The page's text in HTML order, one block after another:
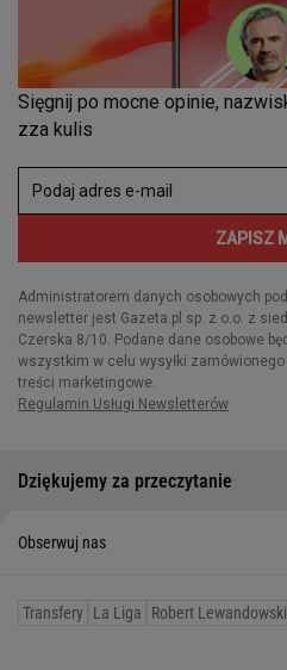
Dziękujemy za przeczytanie
Obserwuj nas
Transfery La Liga Robert Lewandowski